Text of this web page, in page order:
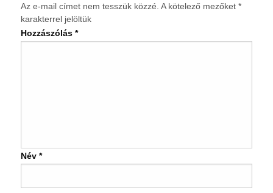
Az e-mail címet nem tesszük közzé. A kötelező mezőket *
karakterrel jelöltük
Hozzászólás *
Név *